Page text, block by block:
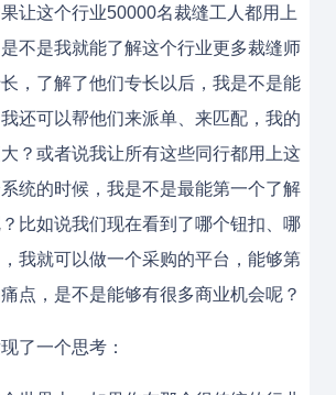
让这个行业50000名裁缝工人都用上
不是我就能了解这个行业更多裁缝师
，了解了他们专长以后，我是不是能
还可以帮他们来派单、来匹配，我的
？或者说我让所有这些同行都用上这
统的时候，我是不是最能第一个了解
比如说我们现在看到了哪个钮扣、哪
我就可以做一个采购的平台，能够第
点，是不是能够有很多商业机会呢？
了一个思考：